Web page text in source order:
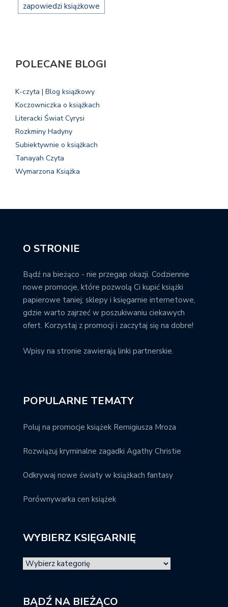
zapowiedzi książkowe
POLECANE BLOGI
K-czyta | Blog książkowy
Koczowniczka o książkach
Literacki Świat Cyrysi
Rozkminy Hadyny
Subiektywnie o książkach
Tanayah Czyta
Wymarzona Książka
O STRONIE
Bądź na bieżąco - nie przegap okazji. Codziennie
nowe promocje, które pozwolą Ci kupić książki
papierowe taniej; sklepy i księgarnie internetowe,
gdzie warto zajrzeć w poszukiwaniu ciekawych
ofert. Korzystaj z promocji i zaczytaj się na dobre!
Wpisy na stronie zawierają linki partnerskie.
POPULARNE TEMATY
Poluj na promocje książek Remigiusza Mroza
Rozwiązuj kryminalne zagadki Agathy Christie
Odkrywaj nowe światy w książkach fantasy
Porównywarka cen książek
WYBIERZ KSIĘGARNIĘ
BĄDŹ NA BIEŻĄCO